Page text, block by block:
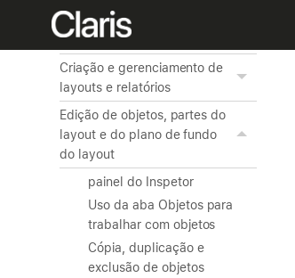
Utilização de tabelas
relacionadas
Criação e gerenciamento de
layouts e relatórios
Edição de objetos, partes do
layout e do plano de fundo
do layout
painel do Inspetor
Uso da aba Objetos para
trabalhar com objetos
Cópia, duplicação e
exclusão de objetos